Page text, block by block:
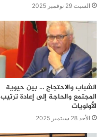
السبت 29 نوفمبر 2025
الشباب والاحتجاج … بين حيوية
المجتمع والحاجة إلى إعادة ترتيب
الأولويات
الأحد 28 سبتمبر 2025